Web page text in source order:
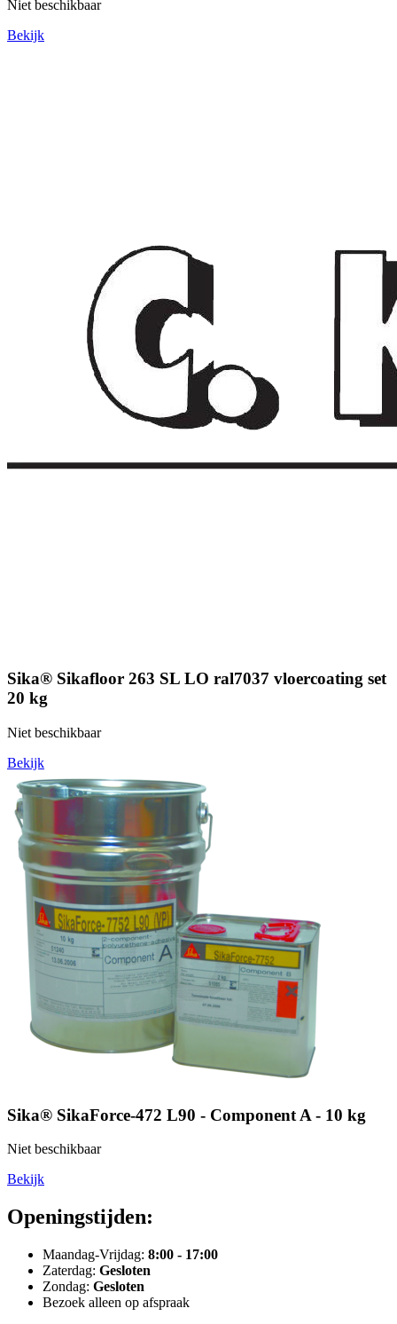
Niet beschikbaar
Bekijk
Sika® Sikafloor 263 SL LO ral7037 vloercoating set
20 kg
Niet beschikbaar
Bekijk
Sika® SikaForce-472 L90 - Component A - 10 kg
Niet beschikbaar
Bekijk
Openingstijden:
Maandag-Vrijdag: 8:00 - 17:00
Zaterdag: Gesloten
Zondag: Gesloten
Bezoek alleen op afspraak